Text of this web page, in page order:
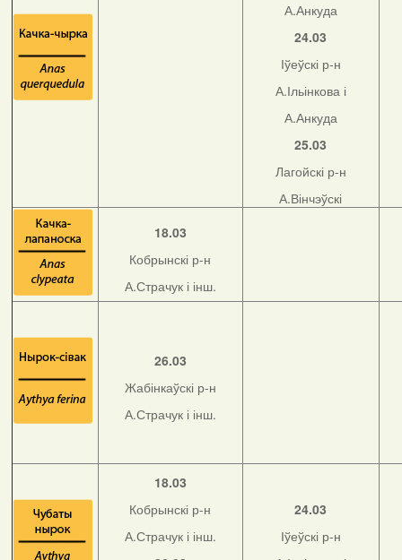
А.Анкуда
24.03
Іўеўскі р-н
А.Ільінкова і
А.Анкуда
25.03
Лагойскі р-н
А.Вінчэўскі
18.03
Кобрынскі р-н
А.Страчук і інш.
26.03
Жабінкаўскі р-н
А.Страчук і інш.
18.03
Кобрынскі р-н
А.Страчук і інш.
24.03
Іўеўскі р-н